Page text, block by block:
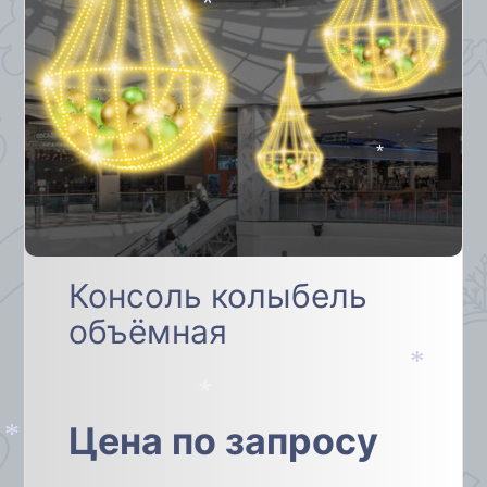
Консоль колыбель
объёмная
Цена по запросу
*
*
*
*